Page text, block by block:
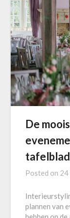
De
Posted on 24
plannen van